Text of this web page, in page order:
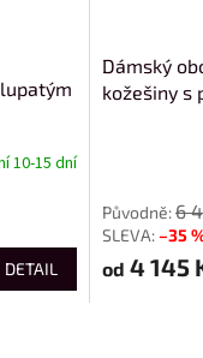
10-15 dní
DETAIL
Dámský
kožešiny s
6
–35
od 4 145